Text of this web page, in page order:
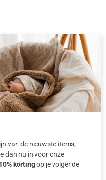
van de nieuwste items,
dan nu in voor onze
10% kortingop je volgende